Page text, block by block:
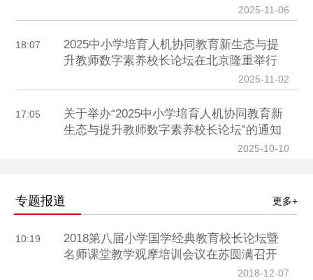
2025-11-06
18:07
2025中小学培育人机协同教育新生态与提
升教师数字素养校长论坛在北京隆重举行
2025-11-02
17:05
关于举办“2025中小学培育人机协同教育新
生态与提升教师数字素养校长论坛”的通知
2025-10-10
专题报道 更多+
10:19
2018第八届小学国学经典教育校长论坛暨
名师课堂教学观摩培训会议在苏圆满召开
2018-12-07